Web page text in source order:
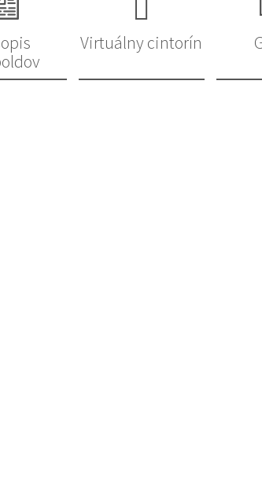
Virtuálny cintorín